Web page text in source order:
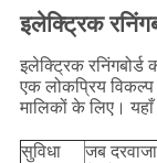
इलेक्ट्रिक
इलेक्ट्रिक
एक लोकप्रिय
मालिकों के लिए।
सुविधा
जब